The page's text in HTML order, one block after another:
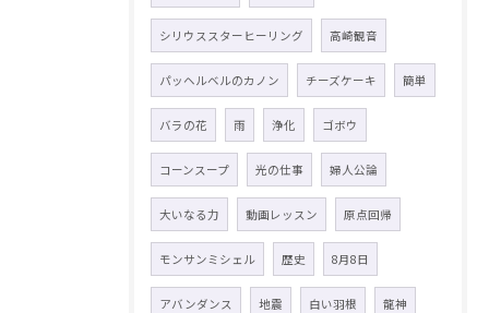
シリウススターヒーリング 高崎観音
パッヘルベルのカノン チーズケーキ 簡単
バラの花 雨 浄化 ゴボウ
コーンスープ 光の仕事 婦人公論
大いなる力 動画レッスン 原点回帰
モンサンミシェル 歴史 8月8日
アバンダンス 地震 白い羽根 龍神